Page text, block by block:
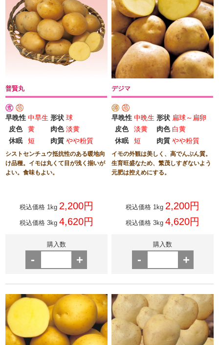
普賢丸
早晩性 中早生形状 球
皮色
黄 肉色淡黄
休眠
短 肉質 やや粉質
シストセンチュウ抵抗性のある暖地向
け品種。イモは丸くて目が浅く揃いが
よい。食味もよい。
税込価格 1kg 2,200円
税込価格 3kg 4,620円
購入数
- +
デジマ
早晩性 中晩生形状 扁球～扁卵
皮色
淡黄 肉色白黄
休眠
短 肉質 やや粉質
イモの外観は美しく、高でんぷん質。
生育旺盛なため、繁茂しすぎないよう
元肥は控えめにする。
税込価格 1kg 2,200円
税込価格 3kg 4,620円
購入数
- +